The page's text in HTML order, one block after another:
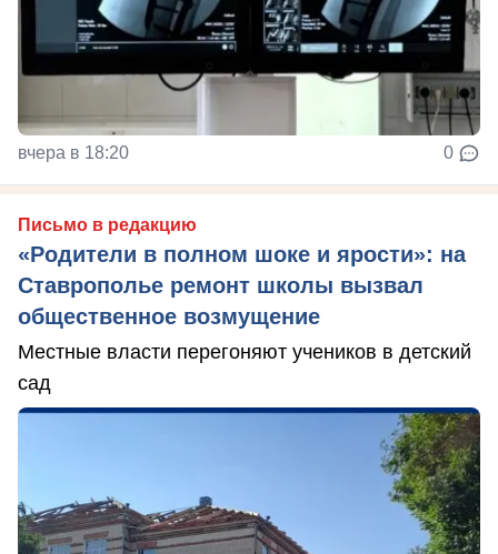
вчера в 18:20 0
Письмо в редакцию
«Родители в полном шоке и ярости»: на
Ставрополье ремонт школы вызвал
общественное возмущение
Местные власти перегоняют учеников в детский
сад